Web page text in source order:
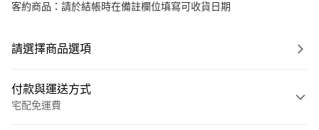
客約商品：請於結帳時在備註欄位填寫可收貨日期
請選擇商品選項
付款與運送方式
宅配免運費